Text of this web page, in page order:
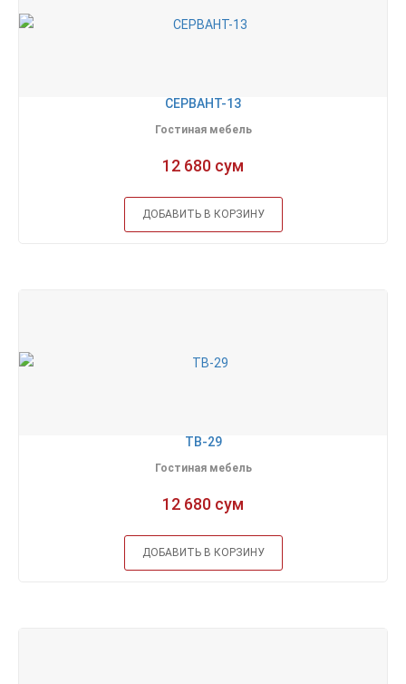
СЕРВАНТ-13
Гостиная мебель
12 680 сум
ДОБАВИТЬ В КОРЗИНУ
ТВ-29
Гостиная мебель
12 680 сум
ДОБАВИТЬ В КОРЗИНУ